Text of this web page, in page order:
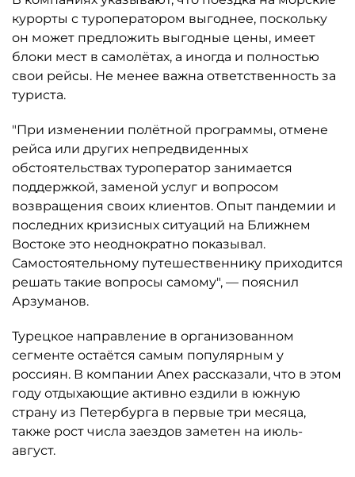
курорты с туроператором выгоднее, поскольку
он может предложить выгодные цены, имеет
блоки мест в самолётах, а иногда и полностью
свои рейсы. Не менее важна ответственность за
туриста.
"При изменении полётной программы, отмене
рейса или других непредвиденных
обстоятельствах туроператор занимается
поддержкой, заменой услуг и вопросом
возвращения своих клиентов. Опыт пандемии и
последних кризисных ситуаций на Ближнем
Востоке это неоднократно показывал.
Самостоятельному путешественнику приходится
решать такие вопросы самому", — пояснил
Арзуманов.
Турецкое направление в организованном
сегменте остаётся самым популярным у
россиян. В компании Anex рассказали, что в этом
году отдыхающие активно ездили в южную
страну из Петербурга в первые три месяца,
также рост числа заездов заметен на июль-
август.